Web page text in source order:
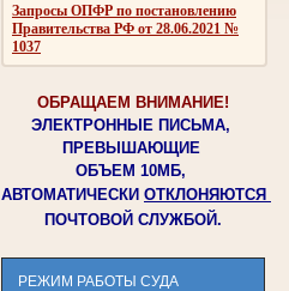
Запросы ОПФР по постановлению
Правительства РФ от 28.06.2021 №
1037
ОБРАЩАЕМ ВНИМАНИЕ!
ЭЛЕКТРОННЫЕ ПИСЬМА,
ПРЕВЫШАЮЩИЕ
ОБЪЕМ 10МБ,
АВТОМАТИЧЕСКИ ОТКЛОНЯЮТСЯ
ПОЧТОВОЙ СЛУЖБОЙ.
РЕЖИМ РАБОТЫ СУДА